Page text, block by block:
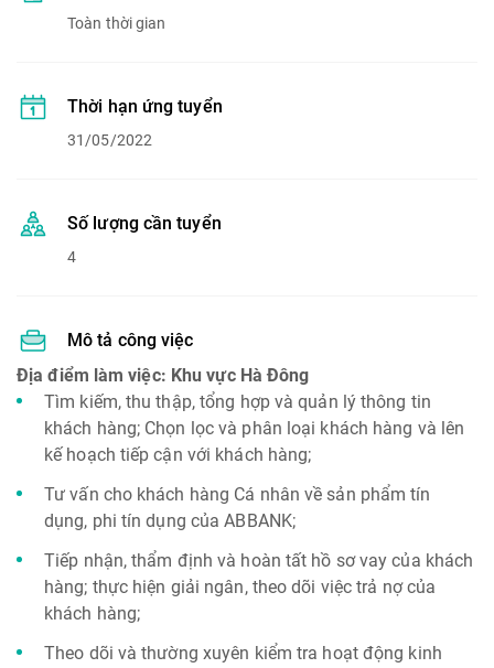
Toàn thời gian
Thời hạn ứng tuyển
31/05/2022
Số lượng cần tuyển
4
Mô tả công việc
Địa điểm làm việc: Khu vực Hà Đông
Tìm kiếm, thu thập, tổng hợp và quản lý thông tin
khách hàng; Chọn lọc và phân loại khách hàng và lên
kế hoạch tiếp cận với khách hàng;
Tư vấn cho khách hàng Cá nhân về sản phẩm tín
dụng, phi tín dụng của ABBANK;
Tiếp nhận, thẩm định và hoàn tất hồ sơ vay của khách
hàng; thực hiện giải ngân, theo dõi việc trả nợ của
khách hàng;
Theo dõi và thường xuyên kiểm tra hoạt động kinh